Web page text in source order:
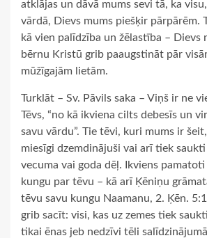
atklājas un dāvā mums sevi tā, ka
vārdā, Dievs mums piešķir pārpārēm.
kā vien palīdzība un žēlastība – Dievs
bērnu Kristū grib paaugstināt pār
mūžīgajām lietām.
Turklāt – Sv. Pāvils saka – Viņš ir ne
Tēvs, “no kā ikviena cilts debesīs un
savu vārdu”. Tie tēvi, kuri mums ir
miesīgi dzemdinājuši vai arī tiek
vecuma vai goda dēļ. Ikviens
kungu par tēvu – kā arī Ķēniņu
tēvu savu kungu Naamanu, 2. Ķēn.
grib sacīt: visi, kas uz zemes tiek
tikai ēnas jeb nedzīvi tēli